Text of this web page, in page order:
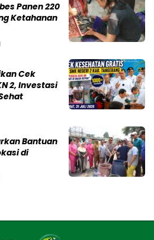
Panen 220
Ketahanan
Cek
2, Investasi
Bantuan
di